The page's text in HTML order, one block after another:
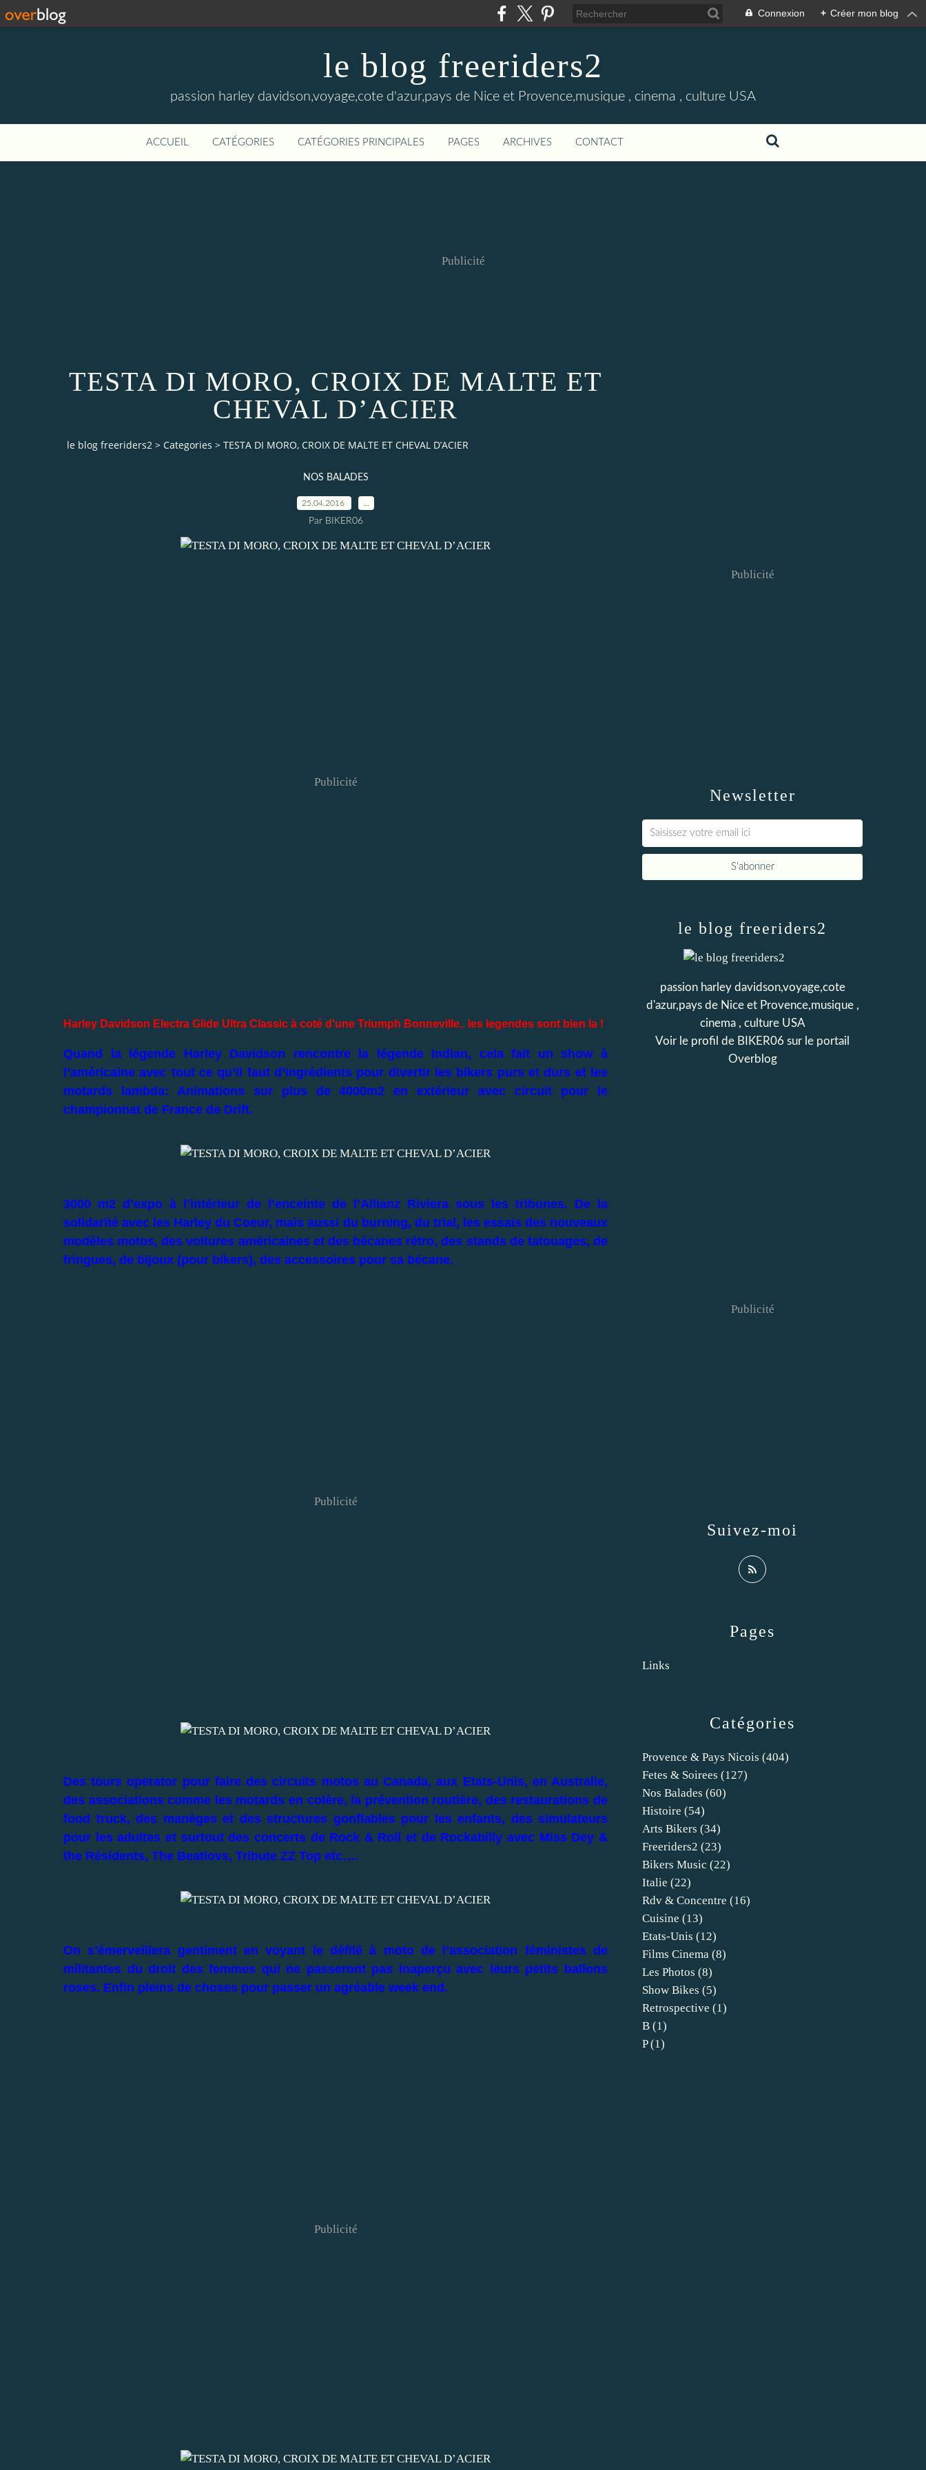
Connexion + Créer mon blog
le blog freeriders2
passion harley davidson,voyage,cote d'azur,pays de Nice et Provence,musique , cinema , culture USA
ACCUEIL CATÉGORIES CATÉGORIES PRINCIPALES PAGES ARCHIVES CONTACT
Publicité
TESTA DI MORO, CROIX DE MALTE ET
CHEVAL D’ACIER
le blog freeriders2 > Categories > TESTA DI MORO, CROIX DE MALTE ET CHEVAL D’ACIER
NOS BALADES
25.04.2016
Par BIKER06
Publicité
Harley Davidson Electra Glide Ultra Classic à coté d'une Triumph Bonneville.. les legendes sont bien la !
Quand la légende Harley Davidson rencontre la légende Indian, cela fait un show à
l’américaine avec tout ce qu’il faut d’ingrédients pour divertir les bikers purs et durs et les
motards lambda: Animations sur plus de 4000m2 en extérieur avec circuit pour le
championnat de France de Drift.
3000 m2 d’expo à l’intérieur de l’enceinte de l’Allianz Riviera sous les tribunes. De la
solidarité avec les Harley du Coeur, mais aussi du burning, du trial, les essais des nouveaux
modèles motos, des voitures américaines et des bécanes rétro, des stands de tatouages, de
fringues, de bijoux (pour bikers), des accessoires pour sa bécane.
Publicité
Des tours operator pour faire des circuits motos au Canada, aux Etats-Unis, en Australie,
des associations comme les motards en colère, la prévention routière, des restaurations de
food truck, des manèges et des structures gonflables pour les enfants, des simulateurs
pour les adultes et surtout des concerts de Rock & Roll et de Rockabilly avec Miss Dey &
the Résidents, The Beatlovs, Tribute ZZ Top etc….
On s’émerveillera gentiment en voyant le défilé à moto de l’association féministes de
militantes du droit des femmes qui ne passeront pas inaperçu avec leurs petits ballons
roses. Enfin pleins de choses pour passer un agréable week end.
Publicité
Newsletter
Publicité
Catégories
Provence & Pays Nicois (404)
Fetes & Soirees (127)
Nos Balades (60)
Histoire (54)
Arts Bikers (34)
Freeriders2 (23)
Bikers Music (22)
Italie (22)
Rdv & Concentre (16)
Cuisine (13)
Etats-Unis (12)
Films Cinema (8)
Les Photos (8)
Show Bikes (5)
Retrospective (1)
B (1)
P(1)
Pages
Links
le blog freeriders2
passion harley davidson,voyage,cote
d'azur,pays de Nice et Provence,musique ,
cinema , culture USA
Voir le profil de BIKER06 sur le portail
Overblog
Suivez-moi
Publicité